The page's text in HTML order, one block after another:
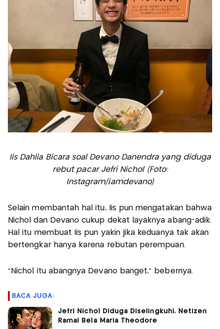
Iis Dahlia Bicara soal Devano Danendra yang diduga
rebut pacar Jefri Nichol (Foto:
Instagram/iamdevano)
Selain membantah hal itu, Iis pun mengatakan bahwa
Nichol dan Devano cukup dekat layaknya abang-adik.
Hal itu membuat Iis pun yakin jika keduanya tak akan
bertengkar hanya karena rebutan perempuan.
"Nichol itu abangnya Devano banget,” bebernya.
BACA JUGA:
Jefri Nichol Diduga Diselingkuhi, Netizen
Ramai Bela Maria Theodore